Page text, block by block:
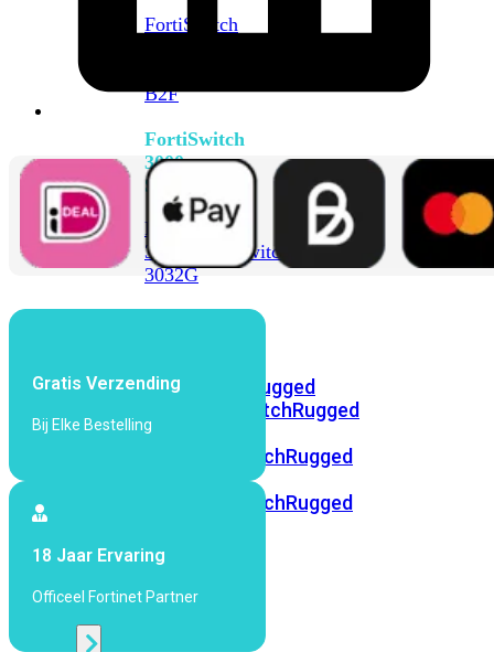
FortiSwitch
B2F
FortiSwitch
3000
Series
FortiSwitch
3032E
FortiSwitch
3032G
FortiSwitchRugged
FortiSwitchRugged
112F-
FortiSwitchRugged
FortiSwitchRugged
POE
Gratis Verzending
Bij Elke Bestelling
18 Jaar Ervaring
Officeel Fortinet Partner